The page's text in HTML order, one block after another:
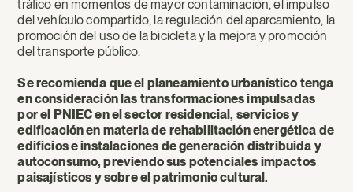
tráfico en momentos de mayor contaminación, el impulso
del vehículo compartido, la regulación del aparcamiento, la
promoción del uso de la bicicleta y la mejora y promoción
del transporte público.
Se recomienda que el planeamiento urbanístico tenga
en consideración las transformaciones impulsadas
por el PNIEC en el sector residencial, servicios y
edificación en materia de rehabilitación energética de
edificios e instalaciones de generación distribuida y
autoconsumo, previendo sus potenciales impactos
paisajísticos y sobre el patrimonio cultural.